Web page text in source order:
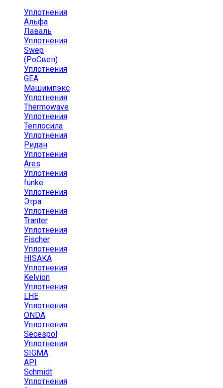
Уплотнения
Альфа
Лаваль
Уплотнения
Swep
(РоСвеп)
Уплотнения
GEA
Машимпэкс
Уплотнения
Thermowave
Уплотнения
Теплосила
Уплотнения
Ридан
Уплотнения
Ares
Уплотнения
funke
Уплотнения
Этра
Уплотнения
Tranter
Уплотнения
Fischer
Уплотнения
HISAKA
Уплотнения
Kelvion
Уплотнения
LHE
Уплотнения
ONDA
Уплотнения
Secespol
Уплотнения
SIGMA
API
Schmidt
Уплотнения